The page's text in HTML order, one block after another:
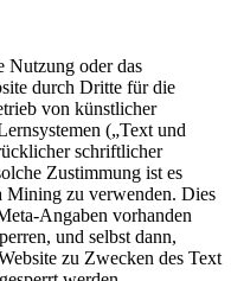
Nutzung oder das
durch Dritte für die
von künstlicher
(„Text und
schriftlicher
Zustimmung ist es
Mining zu verwenden. Dies
Angaben vorhanden
und selbst dann,
zu Zwecken des Text